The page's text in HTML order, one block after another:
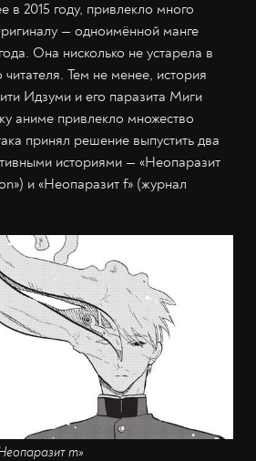
2015 году, привлекло много
— одноимённой манге
Она нисколько не устарела в
читателя. Тем не менее, история
Идзуми и его паразита Миги
аниме привлекло множество
принял решение выпустить два
историями — «Неопаразит
и «Неопаразит f» (журнал
m»